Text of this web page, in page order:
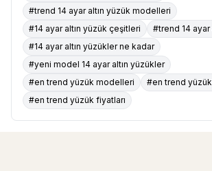
#trend 14 ayar altın yüzük modelleri
#14 ayar altın yüzük çeşitleri
#trend 14 ayar
#14 ayar altın yüzükler ne kadar
#yeni model 14 ayar altın yüzükler
#en trend yüzük modelleri
#en trend
#en trend yüzük fiyatları